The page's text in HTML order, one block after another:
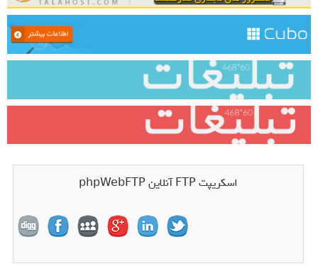
اسکریپت FTP آنلاین phpWebFTP